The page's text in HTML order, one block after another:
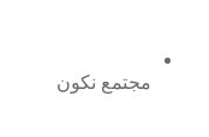
مجتمع نكون